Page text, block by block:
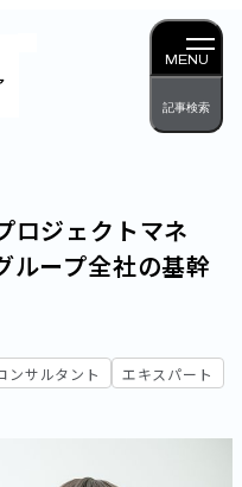
MENU
記事検索
ロジェクトマネ
ープ全社の基幹
ンサルタント
エキスパート